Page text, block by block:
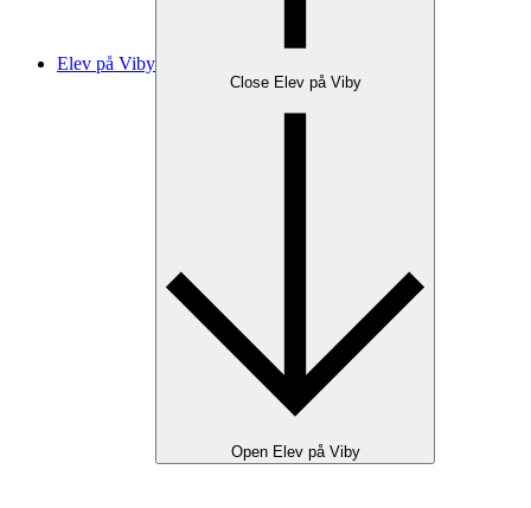
Elev på Viby
Close Elev på Viby
Open Elev på Viby